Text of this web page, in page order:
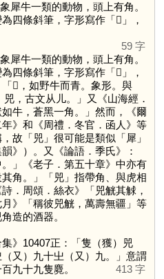
犀牛一類的動物，頭上有角。
為四條斜筆，字形寫作「𤉡 」，
59 字
犀牛一類的動物，頭上有角。
為四條斜筆，字形寫作「𤉡 」，
𤉡，如野牛而青。象形。與
兕，古文从儿。」又《山海經．
牛，蒼黑一角。」然而，《爾
》和《周禮．冬官．函人》等
故「兕」很可能是類似「犀」
》）。又《論語．季氏》：
」《老子．第五十章》中亦有
角。」「兕」指帶角、與虎相
．周頌．絲衣》「兕觥其觩，
》「稱彼兕觥，萬壽無疆」等
造的酒器。
10407正：「隻（獲）兕
又）九十㞢（又）九。」意謂
九十九隻麑。
413 字